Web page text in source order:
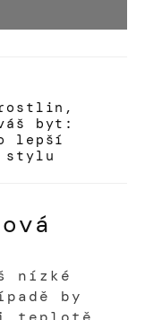
rostlin,
byt:
lepší
stylu
nízké
by